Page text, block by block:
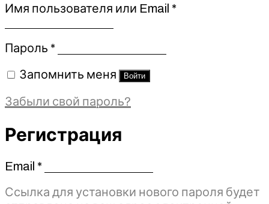
Имя пользователя или Email *Обязательно
Пароль *Обязательно
Запомнить меня Войти
Забыли свой пароль?
Регистрация
Email *Обязательно
Ссылка для установки нового пароля будет